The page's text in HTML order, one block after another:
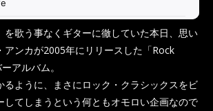
を歌う事なくギターに徹していた本日、思い
アンカが2005年にリリースした「Rock
アルバム。
るように、まさにロック・クラシックスをビ
してしまうという何ともオモロい企画なので